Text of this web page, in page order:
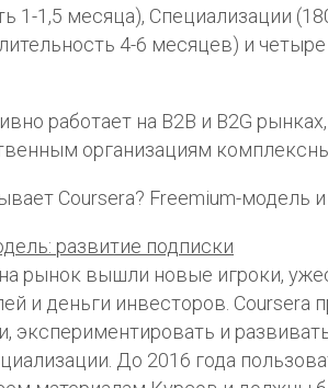
1-1,5 месяца), Специализации
4-6 месяцев) и
работает на В2В и В2G
организациям
Coursera? Freemium-модель
развитие подписки
рынок вышли новые игроки,
и деньги инвесторов. Coursera
экспериментировать и
До 2016 года